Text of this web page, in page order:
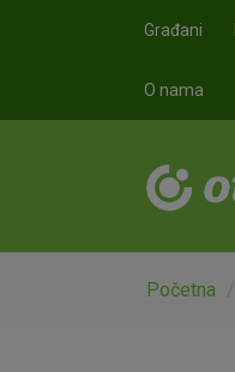
Građani
O nama
Početna